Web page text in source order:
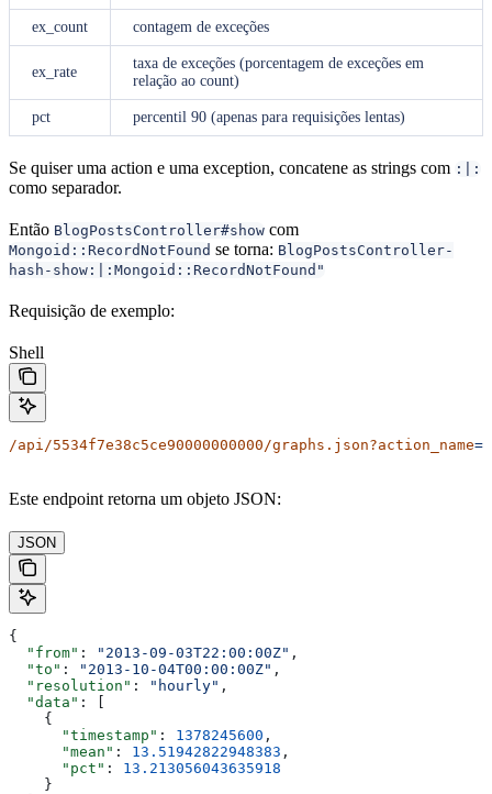
ex_count contagem de exceções
ex_rate
taxa de exceções (porcentagem de exceções em
relação ao count)
pct percentil 90 (apenas para requisições lentas)
Se quiser uma action e uma exception, concatene as strings com :|:
como separador.
Então BlogPostsController#show com
Mongoid::RecordNotFound se torna: BlogPostsController-
hash-show:|:Mongoid::RecordNotFound"
Requisição de exemplo:
Shell
/api/5534f7e38c5ce90000000000/graphs.json?action_name
Este endpoint retorna um objeto JSON:
JSON
{
  "from"
: "2013-09-03T22:00:00Z" ,
  "to"
: "2013-10-04T00:00:00Z" ,
  "resolution"
: "hourly" ,
  "data"
: [
    {
      "timestamp"
: 1378245600 ,
      "mean"
: 13.51942822948383 ,
      "pct"
: 13.213056043635918
    }